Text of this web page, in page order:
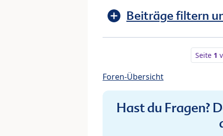
Beiträge filtern
Seite 1
Foren-Übersicht
Hast du Fragen?